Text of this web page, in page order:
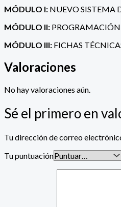
MÓDULO I: NUEVO SISTEMA
MÓDULO II:
MÓDULO III: FICHAS
Valoraciones
No hay valoraciones aún.
Sé el primero en
Tu dirección de correo
Tu puntuación